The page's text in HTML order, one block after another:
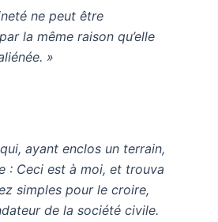
ne peut être
la même raison qu’elle
»
ayant enclos un terrain,
: Ceci est à moi, et trouva
simples pour le croire,
de la société civile.